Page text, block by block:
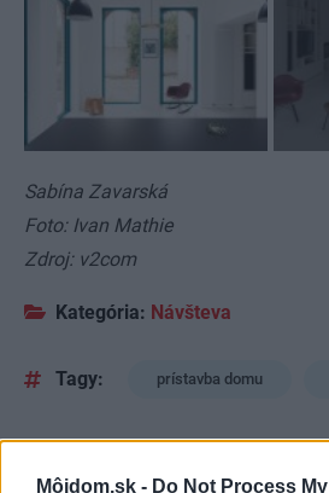
Môjdom.sk - Do Not Process
Sabína Zavarská
Foto: Ivan Mathie
Zdroj: v2com
Kategória: Návšteva
Tagy: prístavba domu